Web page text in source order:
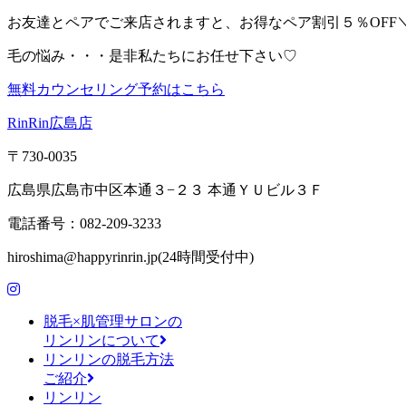
お友達とペアでご来店されますと、お得なペア割引５％OFF
毛の悩み・・・是非私たちにお任せ下さい♡
無料カウンセリング予約はこちら
RinRin広島店
〒730-0035
広島県広島市中区本通３−２３ 本通ＹＵビル３Ｆ
電話番号：082-209-3233
hiroshima@happyrinrin.jp(24時間受付中)
脱毛×肌管理サロンの
リンリンについて
リンリンの脱毛方法
ご紹介
リンリン